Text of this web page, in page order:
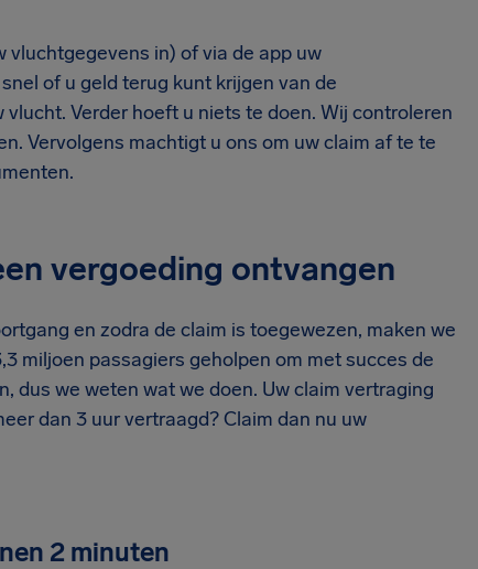
vluchtgegevens in) of via de app uw
of u geld terug kunt krijgen van de
Verder hoeft u niets te doen. Wij controleren
Vervolgens machtigt u ons om uw claim af te te
vergoeding ontvangen
en zodra de claim is toegewezen, maken we
miljoen passagiers geholpen om met succes de
dus we weten wat we doen. Uw claim vertraging
dan 3 uur vertraagd? Claim dan nu uw
2 minuten